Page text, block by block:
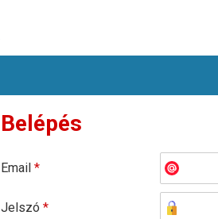
Belépés
Email *
Jelszó *